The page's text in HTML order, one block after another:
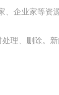
企业家等
理、删除。新